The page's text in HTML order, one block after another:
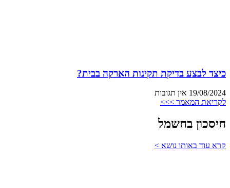
כיצד לבצע בדיקת תקינות הארקה בבית?
19/08/2024 אין תגובות
לקריאת המאמר >>>
חיסכון בחשמל
קרא עוד באותו נושא >